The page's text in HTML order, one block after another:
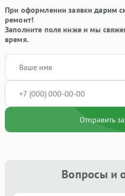
При оформлении заявкидарим
ремонт!
Заполните поля ниже и мы
время.
Отправить
Вопросы и